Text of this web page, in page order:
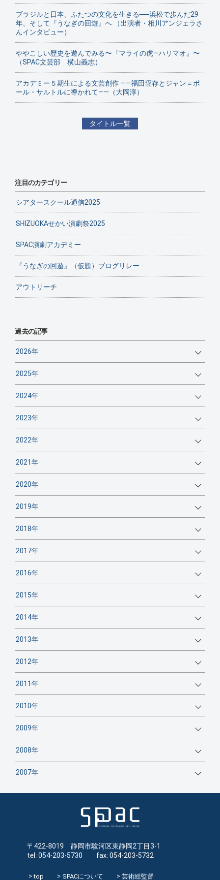
ブラジルと日本、ふたつの文化を生きる──浜松で歩んだ29
年、そして『うなぎの回遊』へ （出演者・相川アンジェラさ
んインタビュー）
ややこしい歴史を遊んでみる〜『マライの虎—ハリマオ』〜
（SPAC文芸部 横山義志）
アカデミー５期生による文芸創作 ——福田恆存とジャン＝ポ
ール・サルトルに導かれて——（大岡淳）
タイトル一覧
注目のカテゴリー
シアタースクール通信2025
SHIZUOKAせかい演劇祭2025
SPAC演劇アカデミー
『うなぎの回遊』（仮題）ブログリレー
アウトリーチ
過去の記事
2026年
2025年
2024年
2023年
2022年
2021年
2020年
2019年
2018年
2017年
2016年
2015年
2014年
2013年
2012年
2011年
2010年
2009年
2008年
2007年
〒422-8019 静岡市駿河区東静岡2丁目3-1
tel: 054-203-5730 fax: 054-203-5732
top SPACについて 芸術総監督